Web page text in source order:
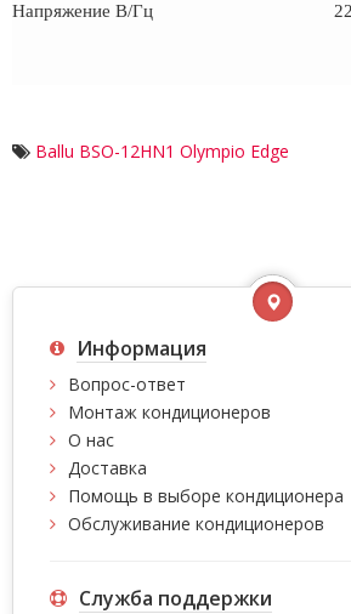
Напряжение В/Гц
Ballu BSO-12HN1 Olympio Edge
Информация
Вопрос-ответ
Монтаж кондиционеров
О нас
Доставка
Помощь в выборе кондиционера
Обслуживание кондиционеров
Служба поддержки